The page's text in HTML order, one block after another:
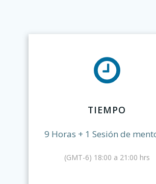
TIEMPO
9 Horas + 1 Sesión de
(GMT-6) 18:00 a 21:00 hrs